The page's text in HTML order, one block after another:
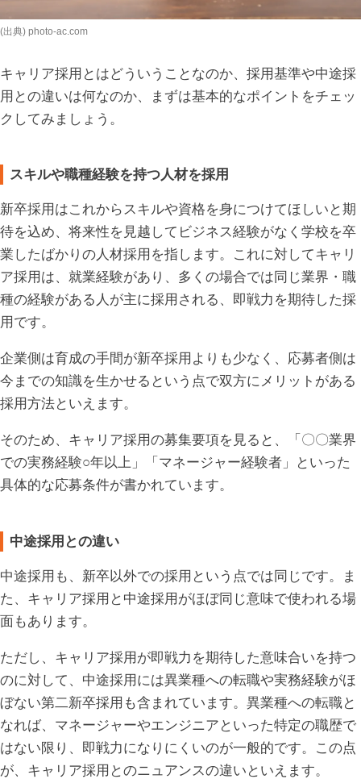
(出典) photo-ac.com
キャリア採用とはどういうことなのか、採用基準や中途採
用との違いは何なのか、まずは基本的なポイントをチェッ
クしてみましょう。
スキルや職種経験を持つ人材を採用
新卒採用はこれからスキルや資格を身につけてほしいと期
待を込め、将来性を見越してビジネス経験がなく学校を卒
業したばかりの人材採用を指します。これに対してキャリ
ア採用は、就業経験があり、多くの場合では同じ業界・職
種の経験がある人が主に採用される、即戦力を期待した採
用です。
企業側は育成の手間が新卒採用よりも少なく、応募者側は
今までの知識を生かせるという点で双方にメリットがある
採用方法といえます。
そのため、キャリア採用の募集要項を見ると、「〇〇業界
での実務経験○年以上」「マネージャー経験者」といった
具体的な応募条件が書かれています。
中途採用との違い
中途採用も、新卒以外での採用という点では同じです。ま
た、キャリア採用と中途採用がほぼ同じ意味で使われる場
面もあります。
ただし、キャリア採用が即戦力を期待した意味合いを持つ
のに対して、中途採用には異業種への転職や実務経験がほ
ぼない第二新卒採用も含まれています。異業種への転職と
なれば、マネージャーやエンジニアといった特定の職歴で
はない限り、即戦力になりにくいのが一般的です。この点
が、キャリア採用とのニュアンスの違いといえます。